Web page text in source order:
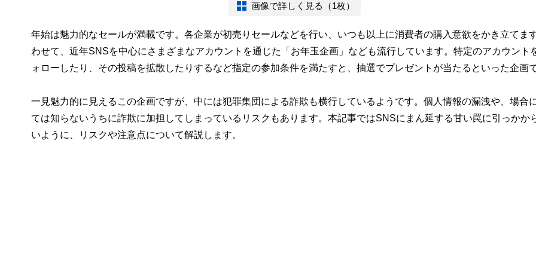
画像で詳しく見る（1枚）
年始は魅力的なセールが満載です。各企業が初売りセールなどを行い、いつも以上に消費者の購入意欲をかき立てま
わせて、近年SNSを中心にさまざまなアカウントを通じた「お年玉企画」なども流行しています。特定のアカウント
ォローしたり、その投稿を拡散したりするなど指定の参加条件を満たすと、抽選でプレゼントが当たるといった企画で
一見魅力的に見えるこの企画ですが、中には犯罪集団による詐欺も横行しているようです。個人情報の漏洩や、場合
ては知らないうちに詐欺に加担してしまっているリスクもあります。本記事ではSNSにまん延する甘い罠に引っかか
いように、リスクや注意点について解説します。